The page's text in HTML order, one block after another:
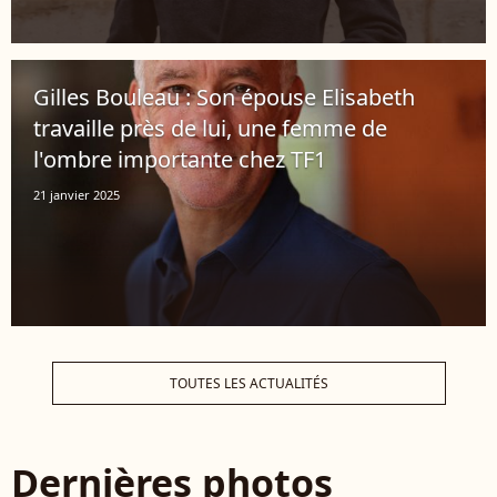
Gilles Bouleau : Son épouse Elisabeth
travaille près de lui, une femme de
l'ombre importante chez TF1
21 janvier 2025
TOUTES LES ACTUALITÉS
Dernières photos